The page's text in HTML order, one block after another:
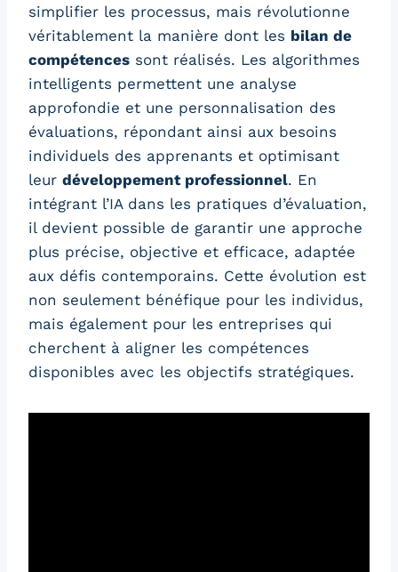
simplifier les processus, mais révolutionne
véritablement la manière dont les bilan de
compétences sont réalisés. Les algorithmes
intelligents permettent une analyse
approfondie et une personnalisation des
évaluations, répondant ainsi aux besoins
individuels des apprenants et optimisant
leur développement professionnel. En
intégrant l’IA dans les pratiques d’évaluation,
il devient possible de garantir une approche
plus précise, objective et efficace, adaptée
aux défis contemporains. Cette évolution est
non seulement bénéfique pour les individus,
mais également pour les entreprises qui
cherchent à aligner les compétences
disponibles avec les objectifs stratégiques.